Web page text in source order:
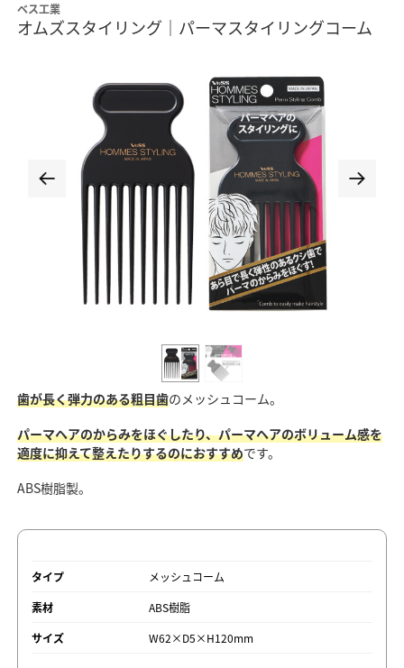
ベス工業
オムズスタイリング｜パーマスタイリングコーム
歯が長く弾力のある粗目歯のメッシュコーム。
パーマヘアのからみをほぐしたり、パーマヘアのボリューム感を
適度に抑えて整えたりするのにおすすめです。
ABS樹脂製。
タイプ
メッシュコーム
素材
ABS樹脂
サイズ
W62×D5×H120mm